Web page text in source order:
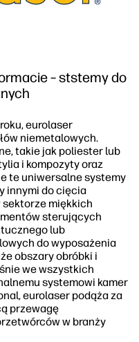
– ststemy do
eurolaser
niemetalowych.
takie jak poliester lub
i kompozyty oraz
te uniwersalne systemy
innymi do cięcia
miękkich
sterujących
lub
do wyposażenia
obszary obróbki i
we wszystkich
systemowi kamer
eurolaser podąża za
przewagę
w branży